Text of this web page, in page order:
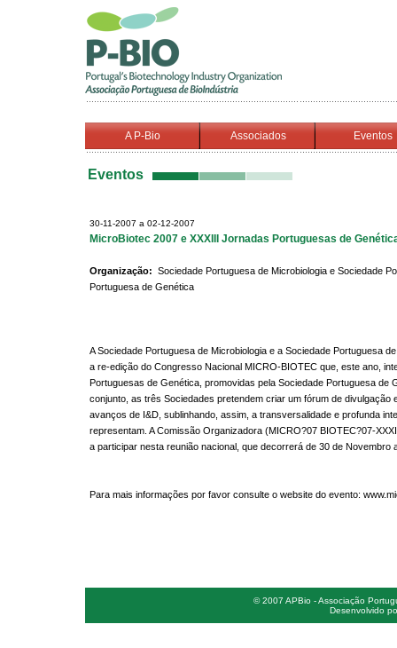
A P-Bio Associados Eventos
Eventos
30-11-2007 a 02-12-2007
MicroBiotec 2007 e XXXIII Jornadas Portuguesas de
Organização: Sociedade Portuguesa de Microbiologia e Sociedade
Portuguesa de Genética
A Sociedade Portuguesa de Microbiologia e a Sociedade Portuguesa
a re-edição do Congresso Nacional MICRO-BIOTEC que, este ano,
Portuguesas de Genética, promovidas pela Sociedade Portuguesa de
conjunto, as três Sociedades pretendem criar um fórum de
avanços de I&D, sublinhando, assim, a transversalidade e profunda
representam. A Comissão Organizadora (MICRO?07 BIOTEC?07-
a participar nesta reunião nacional, que decorrerá de 30 de Novembro
Para mais informações por favor consulte o website do evento:
© 2007 APBio - Associação
Desenvolvido